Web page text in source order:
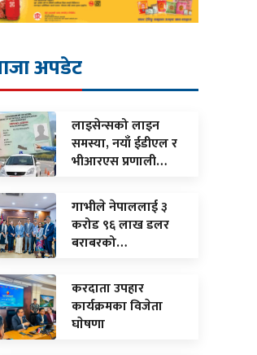
अपडेट
लाइसेन्सको लाइन
समस्या, नयाँ ईडीएल र
भीआरएस प्रणाली…
गाभीले नेपाललाई ३
करोड ९६ लाख डलर
बराबरको…
करदाता उपहार
कार्यक्रमका विजेता
घाेषणा